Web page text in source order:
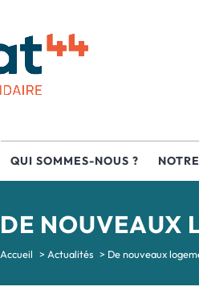
QUI SOMMES-NOUS ?
DE NOUVEAUX
Accueil > Actualités > De nouveaux